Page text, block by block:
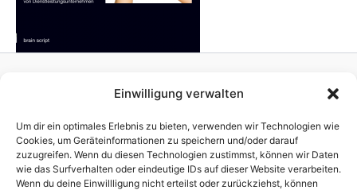
Einwilligung verwalten
Um dir ein optimales Erlebnis zu bieten, verwenden wir Technologien wie
Cookies, um Geräteinformationen zu speichern und/oder darauf
zuzugreifen. Wenn du diesen Technologien zustimmst, können wir Daten
wie das Surfverhalten oder eindeutige IDs auf dieser Website verarbeiten.
Wenn du deine Einwillligung nicht erteilst oder zurückziehst, können
Homepage
Publisher
TV Production
News
References